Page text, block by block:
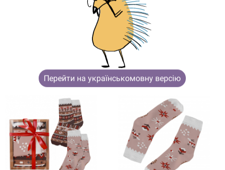
ВОЗМОЖНО, ТЕБЯ ТАКЖЕ
ЗАИНТЕРЕСУЮТ
Перейти на українськомовну версію